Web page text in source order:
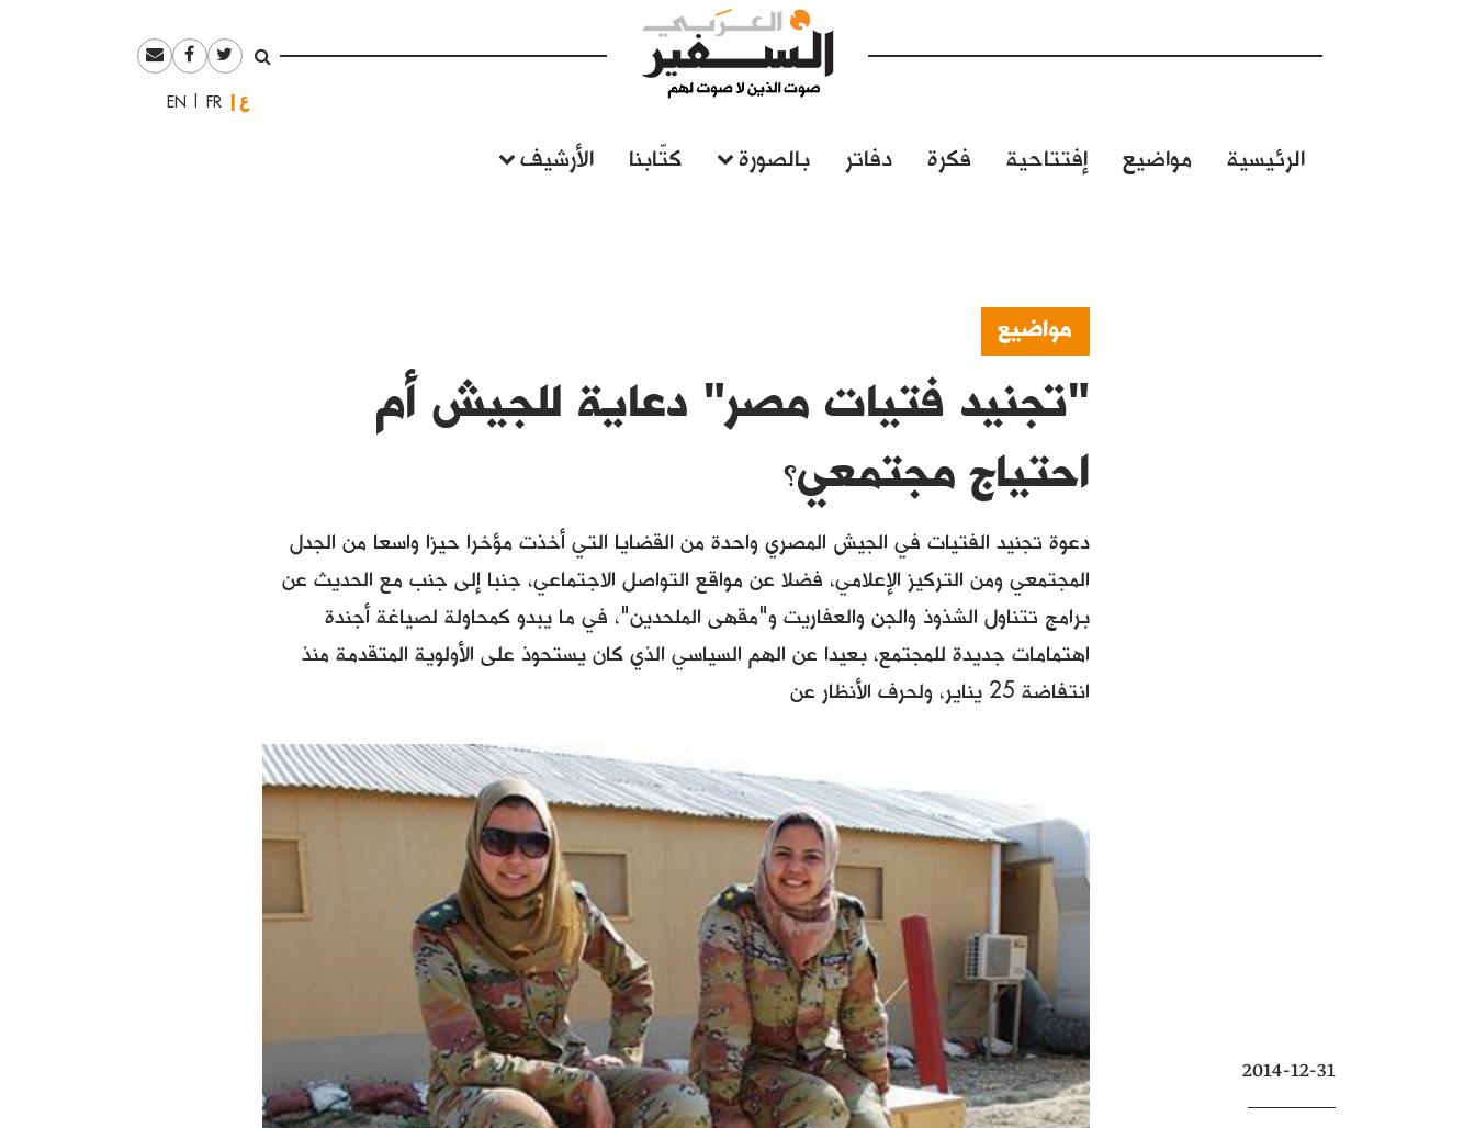
العربيةFrançais
English
الرئيسية مواضيع إفتتاحية فكرة دفاتر بالصورة كتّابنا الأرشيف
مواضيع
"تجنيد فتيات مصر" دعاية للجيش أم
احتياج مجتمعي؟
دعوة تجنيد الفتيات في الجيش المصري واحدة من القضايا التي أخذت مؤخرا حيزا واسعا من الجدل
المجتمعي ومن التركيز الإعلامي، فضلا عن مواقع التواصل الاجتماعي، جنبا إلى جنب مع الحديث عن
برامج تتناول الشذوذ والجن والعفاريت و"مقهى الملحدين"، في ما يبدو كمحاولة لصياغة أجندة
اهتمامات جديدة للمجتمع، بعيدا عن الهم السياسي الذي كان يستحوذ على الأولوية المتقدمة منذ
انتفاضة 25 يناير، ولحرف الأنظار عن
2014-12-31